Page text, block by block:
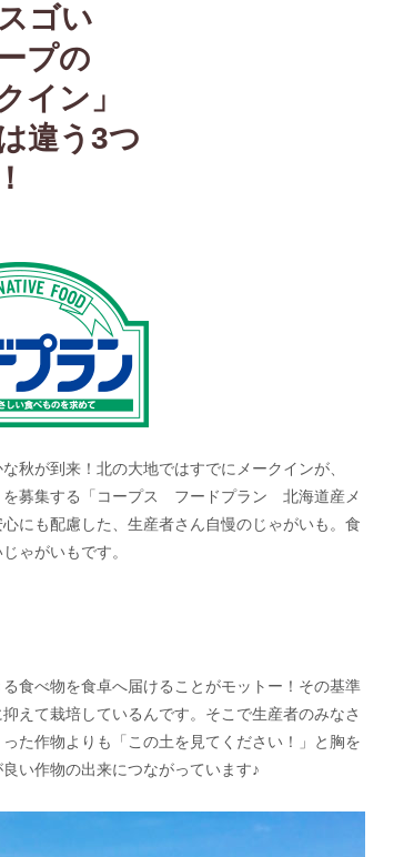
ゴい
プの
イン」
違う3つ
秋が到来！北の大地ではすでにメークインが、
を募集する「コープス フードプラン 北海道産メ
にも配慮した、生産者さん自慢のじゃがいも。食
ゃがいもです。
食べ物を食卓へ届けることがモットー！その基準
えて栽培しているんです。そこで生産者のみなさ
た作物よりも「この土を見てください！」と胸を
い作物の出来につながっています♪